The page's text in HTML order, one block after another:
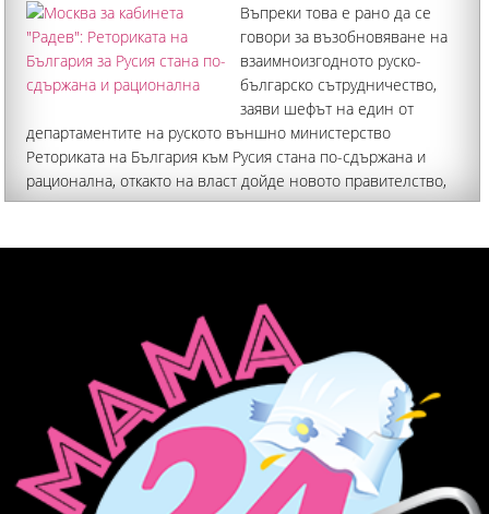
Въпреки това е рано да се
говори за възобновяване на
взаимноизгодното руско-
българско сътрудничество,
заяви шефът на един от
департаментите на руското външно министерство
Реториката на България към Русия стана по-сдържана и
рационална, откакто на власт дойде новото правителство,
ръководено от бившия президент Румен Радев